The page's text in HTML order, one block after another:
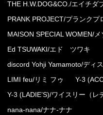
THE H.W.DOG&CO./エイチダ
PRANK PROJECT/プランクプ
MAISON SPECIAL WOMEN/
Ed TSUWAKI/エド ツワキ
discord Yohji Yamamoto/ディ
LIMI feu/リミ フゥ Y-3
Y-3 (LADIE’S)/ワイスリー（レ
nana-nana/ナナ-ナナ